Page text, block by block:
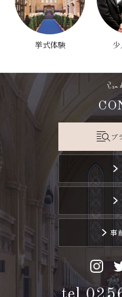
挙式体験
ブ
事